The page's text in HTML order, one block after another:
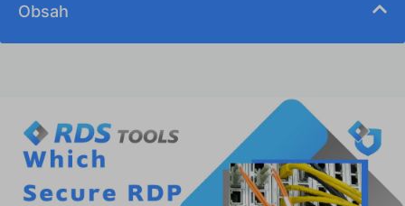
Obsah
Bezpečné alternatívy RDP
- Niekoľko ďalších nápadov
Ako RDS-Tools vytvára bezpečný stack pre Remote
Access